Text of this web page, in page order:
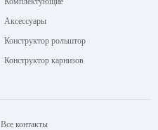
Аксессуары
Конструктор рольштор
Конструктор карнизов
Все контакты